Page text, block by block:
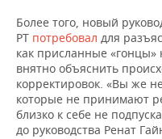
Более того, новый
РТ потребовал для
как присланные
внятно объяснить
корректировок. «Вы же
которые не принимают
близко к себе не
до руководства Ренат